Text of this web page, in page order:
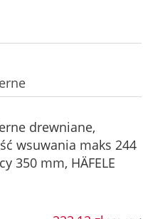
drewniane,
wsuwania maks 244
350 mm, HÄFELE